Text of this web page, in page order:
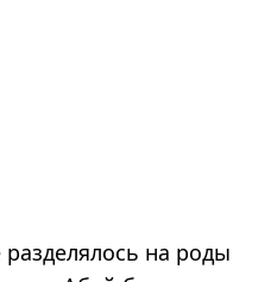
на роды